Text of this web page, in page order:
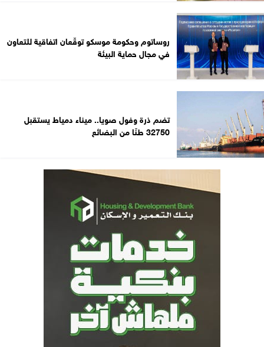
روساتوم وحكومة موسكو توقّعان اتفاقية للتعاون
في مجال حماية البيئة
تضم ذرة وفول صويا.. ميناء دمياط يستقبل
32750 طنًا من البضائع